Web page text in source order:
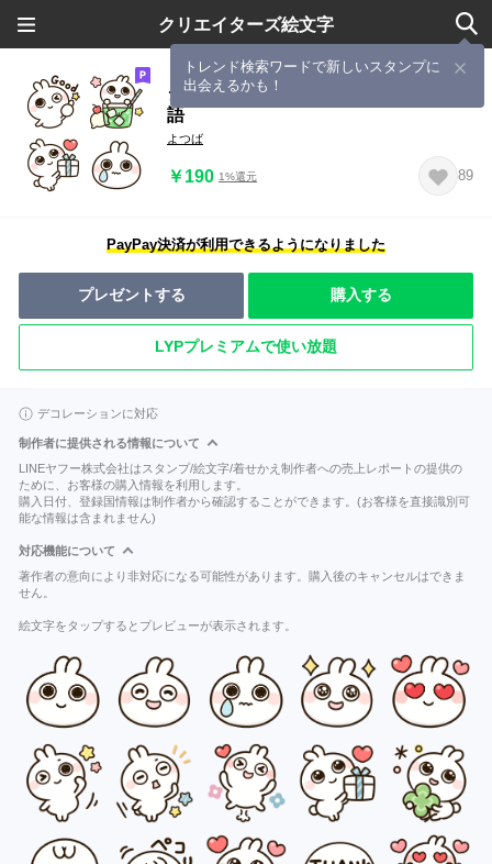
クリエイターズ絵文字
トレンド検索ワードで新しいスタンプに
出会えるかも！
シンプルうさぎさん★ふきだしゆる敬
語
よつば
￥190 1%還元 89
PayPay決済が利用できるようになりました
プレゼントする 購入する
LYPプレミアムで使い放題
デコレーションに対応
制作者に提供される情報について
LINEヤフー株式会社はスタンプ/絵文字/着せかえ制作者への売上レポートの提供の
ために、お客様の購入情報を利用します。
購入日付、登録国情報は制作者から確認することができます。(お客様を直接識別可
能な情報は含まれません)
対応機能について
著作者の意向により非対応になる可能性があります。購入後のキャンセルはできま
せん。
絵文字をタップするとプレビューが表示されます。